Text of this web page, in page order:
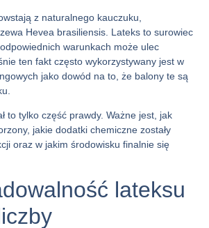
z naturalnego kauczuku,
Hevea brasiliensis. Lateks to surowiec
warunkach może ulec
ten fakt często wykorzystywany jest w
jako dowód na to, że balony te są
to tylko część prawdy. Ważne jest, jak
jakie dodatki chemiczne zostały
oraz w jakim środowisku finalnie się
lateksu